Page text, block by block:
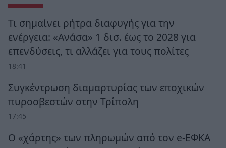
Τι σημαίνει ρήτρα διαφυγής για την
ενέργεια: «Ανάσα» 1 δισ. έως το 2028 για
επενδύσεις, τι αλλάζει για τους πολίτες
18:41
Συγκέντρωση διαμαρτυρίας των εποχικών
πυροσβεστών στην Τρίπολη
17:45
Ο «χάρτης» των πληρωμών από τον e-ΕΦΚΑ